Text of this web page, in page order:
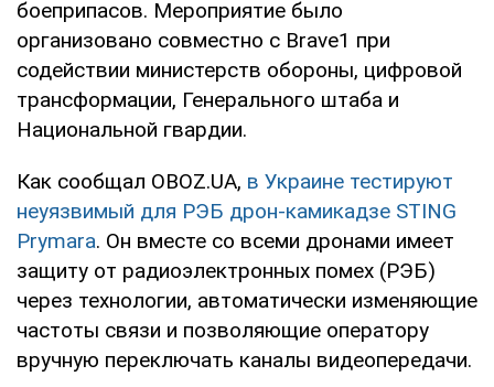
боеприпасов. Мероприятие было
организовано совместно с Brave1 при
содействии министерств обороны, цифровой
трансформации, Генерального штаба и
Национальной гвардии.
Как сообщал OBOZ.UA, в Украине тестируют
неуязвимый для РЭБ дрон-камикадзе STING
Prymara. Он вместе со всеми дронами имеет
защиту от радиоэлектронных помех (РЭБ)
через технологии, автоматически изменяющие
частоты связи и позволяющие оператору
вручную переключать каналы видеопередачи.